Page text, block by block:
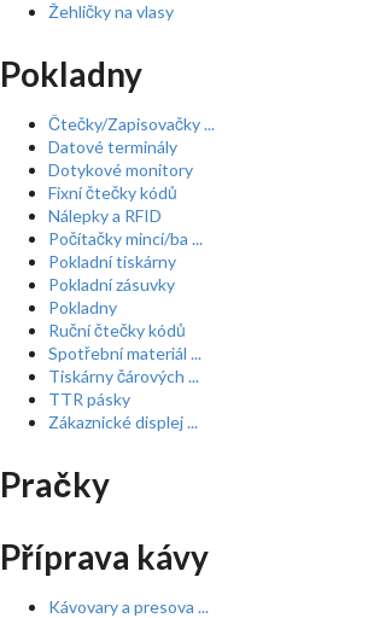
Žehličky na vlasy
Pokladny
Čtečky/Zapisovačky ...
Datové terminály
Dotykové monitory
Fixní čtečky kódů
Nálepky a RFID
Počítačky mincí/ba ...
Pokladní tiskárny
Pokladní zásuvky
Pokladny
Ruční čtečky kódů
Spotřební materiál ...
Tiskárny čárových ...
TTR pásky
Zákaznické displej ...
Pračky
Příprava kávy
Kávovary a presova ...